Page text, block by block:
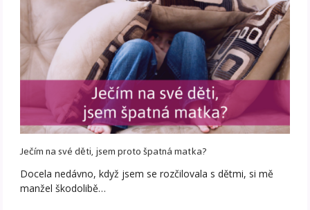
Ječím na své děti, jsem proto špatná matka?
Docela nedávno, když jsem se rozčilovala s dětmi, si mě
manžel škodolibě…